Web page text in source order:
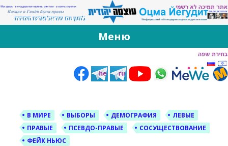
За Оцма Йегудит
עוצמה יהודית ברוסית ובעברית
Меню
В МИРЕ ВЫБОРЫ ДЕМОГРАФИЯ
ЛЕВЫЕ
ПРАВЫЕ
ПСЕВДО-ПРАВЫЕ
СОСУЩЕСТВОВАНИЕ
ФЕЙК НЬЮС